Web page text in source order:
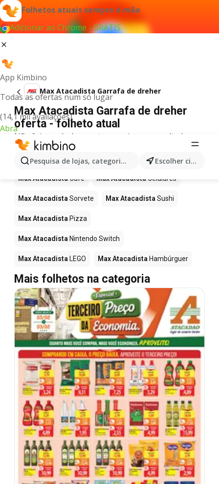
Folhetos atuais sempre à mão
Adicionar ao Chrome - GRÁTIS
App Kimbino
Todas as ofertas num só lugar
(14,1 mil avaliações)
Abra
Pesquisa de lojas, categorias,produtos... Escolher cidade
Max Atacadista Garrafa de dreher
Max Atacadista Garrafa de dreher
oferta - folheto atual
Não foi possível encontrar quaisquer resultados
para este termo.
Mais produtos em Max Atacadista
Max Atacadista Café Max Atacadista Celulares
Max Atacadista Sorvete Max Atacadista Sushi
Max Atacadista Pizza
Max Atacadista Nintendo Switch
Max Atacadista LEGO Max Atacadista Hambúrguer
Mais folhetos na categoria